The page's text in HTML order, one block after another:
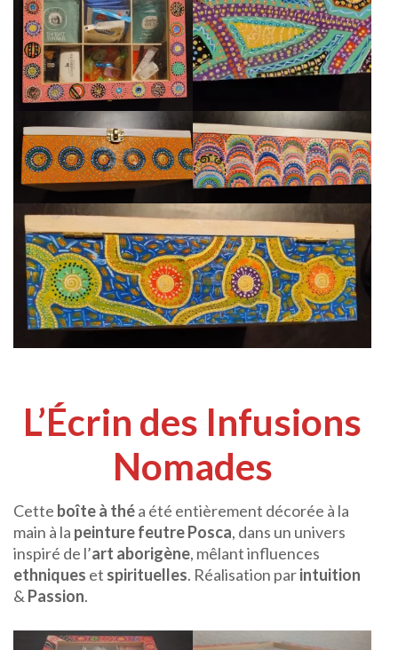
L’Écrin des Infusions
Nomades
Cette boîte à théa été entièrement décorée à la
main à la peinture feutre Posca, dans un univers
inspiré de l’art aborigène, mêlant influences
ethniques et spirituelles. Réalisation parintuition
& Passion.